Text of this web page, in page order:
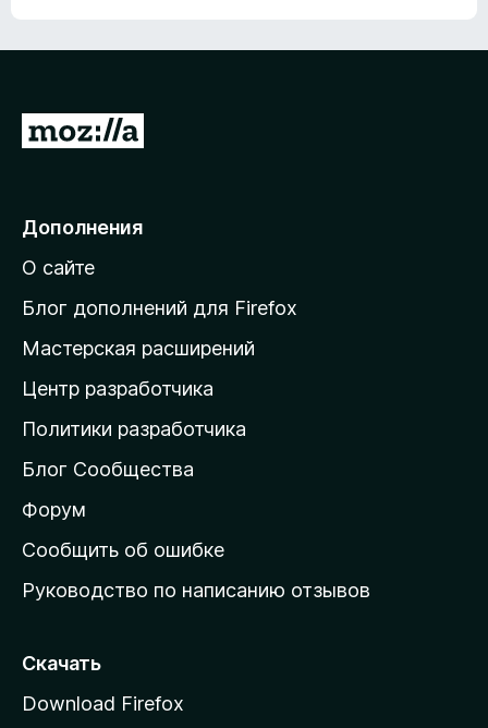
П
е
й
т
и
а
д
о
а
ш
н
ю
т
а
Дополнения
О сайте
Блог дополнений для Firefox
Мастерская расширений
Центр разработчика
Политики разработчика
Блог Сообщества
Форум
Сообщить об ошибке
Руководство по написанию отзывов
Скачать
Download Firefox